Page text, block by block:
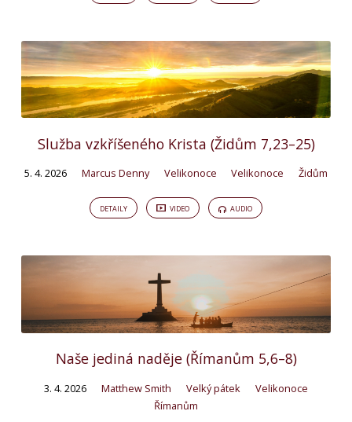
Služba vzkříšeného Krista (Židům 7,23–25)
5. 4. 2026 Marcus Denny Velikonoce Velikonoce Židům
DETAILY VIDEO AUDIO
Naše jediná naděje (Římanům 5,6–8)
3. 4. 2026 Matthew Smith Velký pátek
Velikonoce
Římanům